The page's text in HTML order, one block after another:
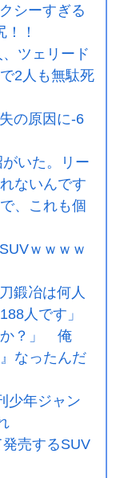
シーすぎる
！
、ツェリード
2人も無駄死
の原因に-6
がいた。リー
ないんです
、これも個
ｗｗｗｗ
鍛冶は何人
人です」
か？」 俺
なったんだ
少年ジャン
発売するSUV